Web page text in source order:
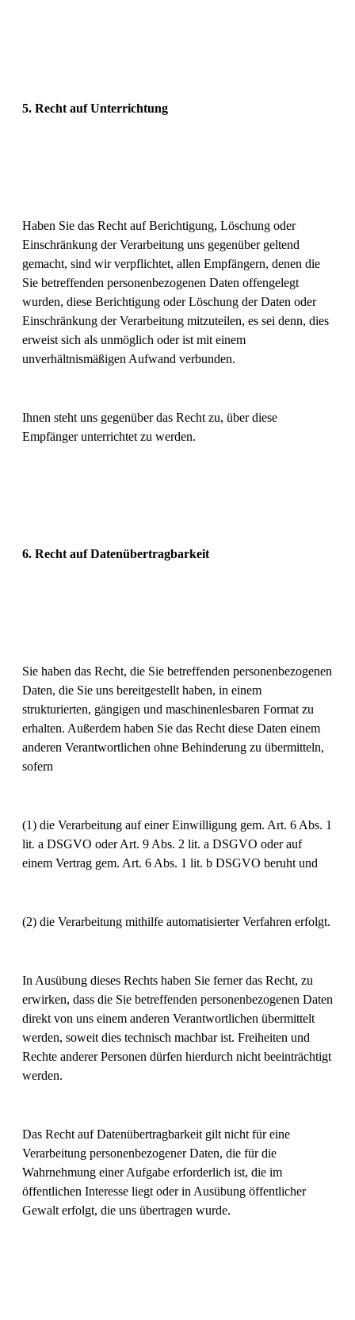
5. Recht auf Unterrichtung
Haben Sie das Recht auf Berichtigung, Löschung oder
Einschränkung der Verarbeitung uns gegenüber geltend
gemacht, sind wir verpflichtet, allen Empfängern, denen die
Sie betreffenden personenbezogenen Daten offengelegt
wurden, diese Berichtigung oder Löschung der Daten oder
Einschränkung der Verarbeitung mitzuteilen, es sei denn, dies
erweist sich als unmöglich oder ist mit einem
unverhältnismäßigen Aufwand verbunden.
Ihnen steht uns gegenüber das Recht zu, über diese
Empfänger unterrichtet zu werden.
6. Recht auf Datenübertragbarkeit
Sie haben das Recht, die Sie betreffenden personenbezogenen
Daten, die Sie uns bereitgestellt haben, in einem
strukturierten, gängigen und maschinenlesbaren Format zu
erhalten. Außerdem haben Sie das Recht diese Daten einem
anderen Verantwortlichen ohne Behinderung zu übermitteln,
sofern
(1) die Verarbeitung auf einer Einwilligung gem. Art. 6 Abs. 1
lit. a DSGVO oder Art. 9 Abs. 2 lit. a DSGVO oder auf
einem Vertrag gem. Art. 6 Abs. 1 lit. b DSGVO beruht und
(2) die Verarbeitung mithilfe automatisierter Verfahren erfolgt.
In Ausübung dieses Rechts haben Sie ferner das Recht, zu
erwirken, dass die Sie betreffenden personenbezogenen Daten
direkt von uns einem anderen Verantwortlichen übermittelt
werden, soweit dies technisch machbar ist. Freiheiten und
Rechte anderer Personen dürfen hierdurch nicht beeinträchtigt
werden.
Das Recht auf Datenübertragbarkeit gilt nicht für eine
Verarbeitung personenbezogener Daten, die für die
Wahrnehmung einer Aufgabe erforderlich ist, die im
öffentlichen Interesse liegt oder in Ausübung öffentlicher
Gewalt erfolgt, die uns übertragen wurde.